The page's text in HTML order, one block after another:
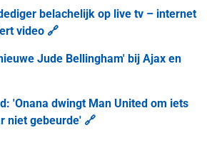
belachelijk op live tv – internet
video 🔗
Jude Bellingham' bij Ajax en
'Onana dwingt Man United om iets
niet gebeurde' 🔗